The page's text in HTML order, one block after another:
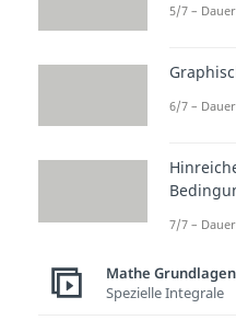
Dazu
Die
kannst
5/7 –
6/7 –
7/7 –
Mathe Grundlagen
Spezielle Integrale